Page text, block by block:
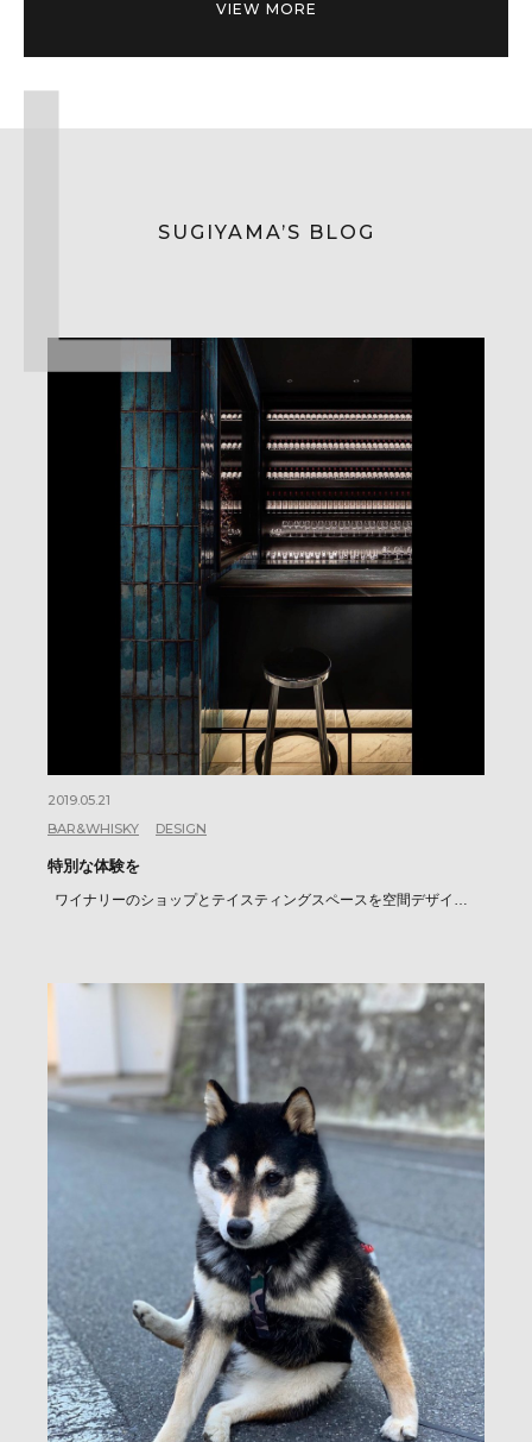
VIEW MORE
SUGIYAMA’S BLOG
2019.05.21
BAR&WHISKY
DESIGN
特別な体験を
ワイナリーのショップとテイスティングスペースを空間デザイ…